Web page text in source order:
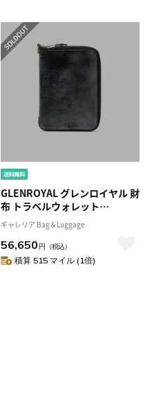
GLENROYAL グレンロイヤル 財
布 トラベルウォレット
LAKELAND BRIDLE
COLLECTION レイクランドブ
ライドルコレクション
ORGANIZER WALLET オーガナ
ギャレリア Bag＆Luggage
56,650 円 （税込）
積算 515 マイル (1倍)